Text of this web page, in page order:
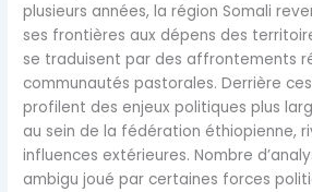
plusieurs années, la région Somali
ses frontières aux dépens des
se traduisent par des affrontements
communautés pastorales. Derrière
profilent des enjeux politiques plus
au sein de la fédération éthiopienne,
influences extérieures. Nombre
ambigu joué par certaines forces